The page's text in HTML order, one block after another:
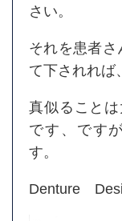
さい。
それを患者
て下されれば
真似ること
です、です
す。
Denture